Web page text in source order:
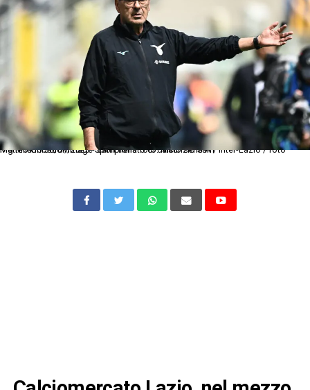
Mg Milano 30/04/2023 - campionato di calcio serie A / Inter-Lazio / foto Matteo Gribaudi/Image Sport nella foto: Maurizio Sarri